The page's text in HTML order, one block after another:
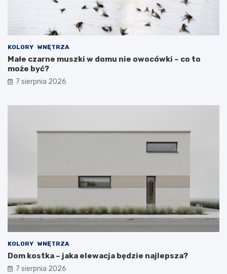
KOLORY WNĘTRZA
Małe czarne muszki w domu nie owocówki – co to
może być?
7 sierpnia 2026
KOLORY WNĘTRZA
Dom kostka – jaka elewacja będzie najlepsza?
7 sierpnia 2026